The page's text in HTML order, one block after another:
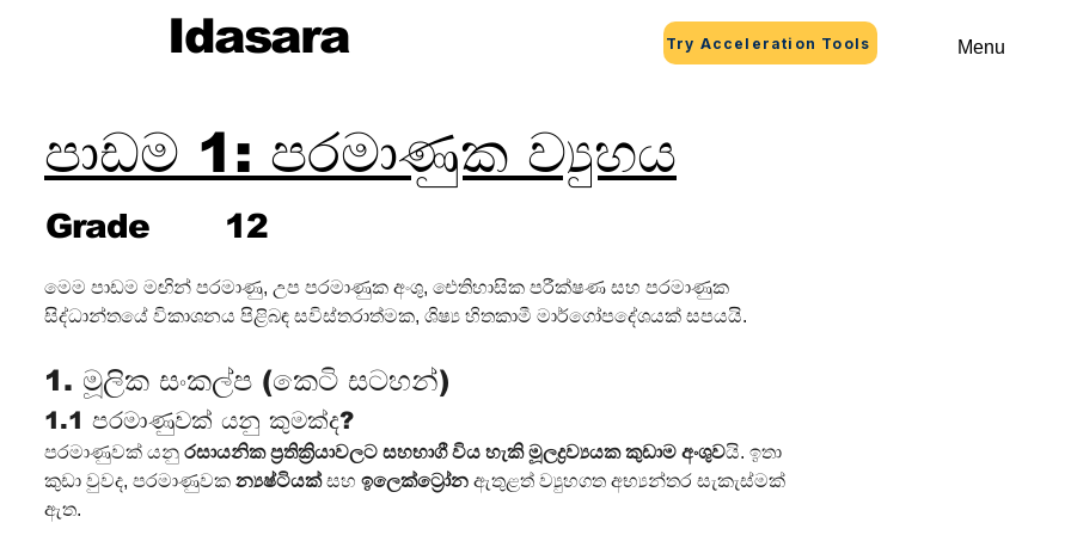
Idasara Try Acceleration Tools Menu
පාඩම 1: පරමාණුක ව්‍යුහය
Grade 12
මෙම පාඩම මඟින් පරමාණු, උප පරමාණුක අංශු, ඓතිහාසික පරීක්ෂණ සහ පරමාණුක
සිද්ධාන්තයේ විකාශනය පිළිබඳ සවිස්තරාත්මක, ශිෂ්‍ය හිතකාමී මාර්ගෝපදේශයක් සපයයි.
1. මූලික සංකල්ප (කෙටි සටහන්)
1.1 පරමාණුවක් යනු කුමක්ද?
පරමාණුවක් යනු රසායනික ප්‍රතික්‍රියාවලට සහභාගී විය හැකි මූලද්‍රව්‍යයක කුඩාම අංශුවයි. ඉතා
කුඩා වුවද, පරමාණුවක න්‍යෂ්ටියක් සහ ඉලෙක්ට්‍රෝන ඇතුළත් ව්‍යුහගත අභ්‍යන්තර සැකැස්මක්
ඇත.